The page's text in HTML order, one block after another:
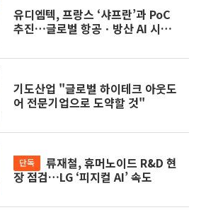
유디엠텍, 프랑스 ‘샤프란’과 PoC
추진…글로벌 항공ㆍ방산 AI 시장
기도산업 "글로벌 하이테크 아웃도
어 전문기업으로 도약할 것"
단독
장 점검…LG ‘피지컬 AI’ 속도